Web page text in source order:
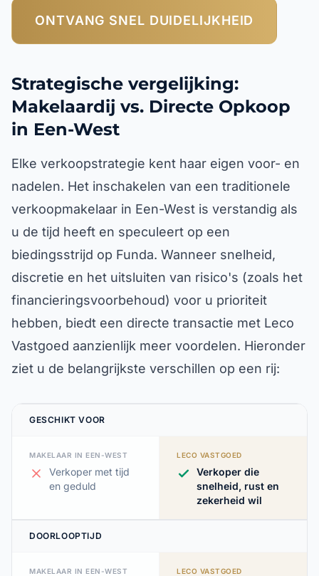
ONTVANG SNEL DUIDELIJKHEID
Strategische vergelijking:
Makelaardij vs. Directe Opkoop
in Een-West
Elke verkoopstrategie kent haar eigen voor- en
nadelen. Het inschakelen van een traditionele
verkoopmakelaar in Een-West is verstandig als
u de tijd heeft en speculeert op een
biedingsstrijd op Funda. Wanneer snelheid,
discretie en het uitsluiten van risico's (zoals het
financieringsvoorbehoud) voor u prioriteit
hebben, biedt een directe transactie met Leco
Vastgoed aanzienlijk meer voordelen. Hieronder
ziet u de belangrijkste verschillen op een rij:
GESCHIKT VOOR
MAKELAAR IN EEN-WEST
Verkoper met tijd
en geduld
LECO VASTGOED
Verkoper die
snelheid, rust en
zekerheid wil
DOORLOOPTIJD
MAKELAAR IN EEN-WEST LECO VASTGOED